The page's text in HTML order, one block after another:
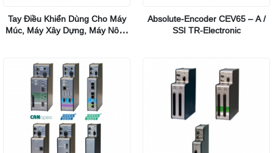
Tay Điều Khiển Dùng Cho Máy
Múc, Máy Xây Dựng, Máy Nông
Absolute-Encoder CEV65 – A /
SSI TR-Electronic